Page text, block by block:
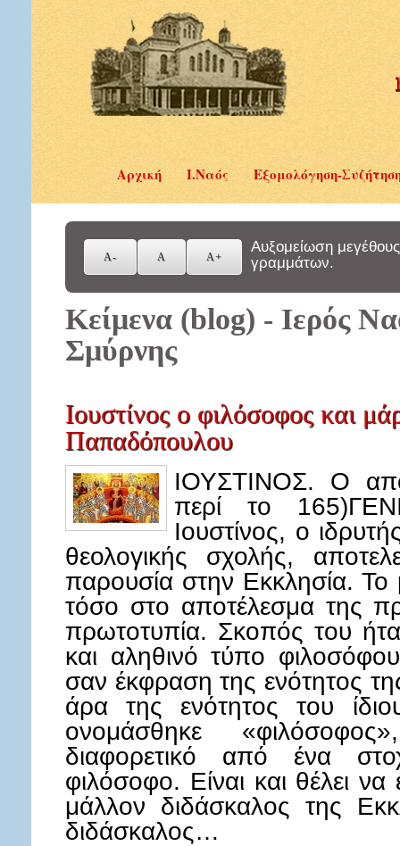
Αρχική Ι.Ναός Εξομολόγηση-
Αυξομείωση μεγέθους
γραμμάτων.
Κείμενα (blog) - Ιερός
Σμύρνης
Ιουστίνος ο φιλόσοφος και
Παπαδόπουλου
ΙΟΥΣΤΙΝΟΣ. Ο
περί το
Ιουστίνος, ο
θεολογικής σχολής,
παρουσία στην Εκκλησία. Το
τόσο στο αποτέλεσμα της
πρωτοτυπία. Σκοπός του
και αληθινό τύπο
σαν έκφραση της ενότητος
άρα της ενότητος του
ονομάσθηκε
διαφορετικό από ένα
φιλόσοφο. Είναι και θέλει να
μάλλον διδάσκαλος της
διδάσκαλος…